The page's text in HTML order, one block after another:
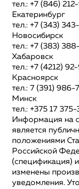
тел.: +7 (846)
Екатеринбург
тел.: +7 (343)
Новосибирск
тел.: +7 (383)
Хабаровск
тел.: +7 (4212)
Красноярск
тел.: 7 (391) 986-
Минск
тел.: +375 17
Информация на
является
положениями
Российской
(спецификация)
изменены
уведомления.